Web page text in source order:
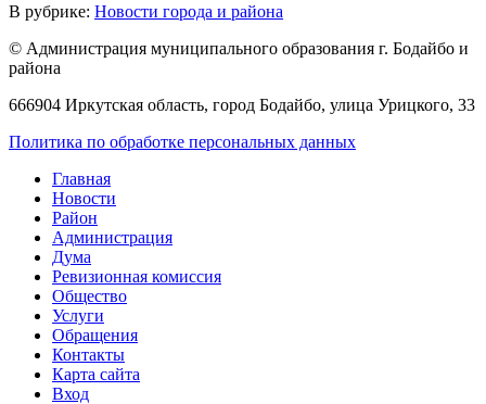
В рубрике: Новости города и района
© Администрация муниципального образования г. Бодайбо и
района
666904 Иркутская область, город Бодайбо, улица Урицкого, 33
Политика по обработке персональных данных
Главная
Новости
Район
Администрация
Дума
Ревизионная комиссия
Общество
Услуги
Обращения
Контакты
Карта сайта
Вход